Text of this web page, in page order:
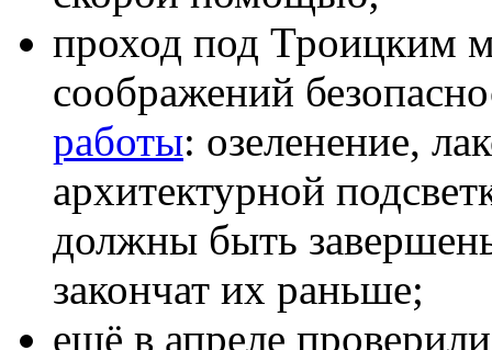
проход под Троицким
соображений
работы: озеленение,
архитектурной
должны быть
закончат их раньше;
ещё в апреле